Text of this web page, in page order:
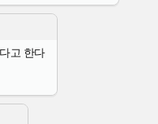
고 한다